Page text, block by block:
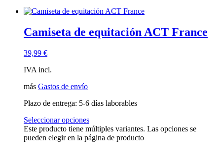
Camiseta de equitación ACT France
39,99 €
IVA incl.
más Gastos de envío
Plazo de entrega: 5-6 días laborables
Seleccionar opciones
Este producto tiene múltiples variantes. Las opciones se
pueden elegir en la página de producto